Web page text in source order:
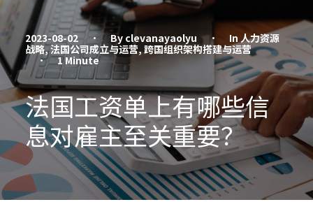
2023-08-02 • By clevanayaolyu • In人力资源
战略,法国公司成立与运营,跨国组织架构搭建与运营
•
1 Minute
法国工资单上有哪些信
息对雇主至关重要？